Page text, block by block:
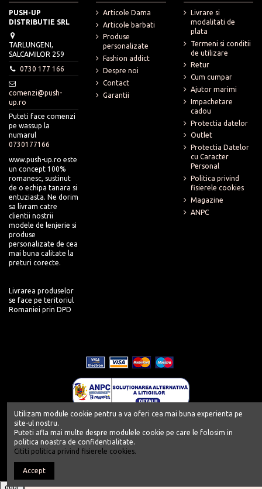
PUSH-UP
DISTRIBUTIE SRL
TARLUNGENI,
SALCAMILOR 259
0730 177 166
comenzi@push-
up.ro
Puteti face comenzi
pe wassup la
numarul
0730177166
www.push-up.ro este
un concept 100%
romanesc, sustinut
de o echipa tanara si
entuziasta. Ne dorim
sa livram catre
clientii nostrii
modele de lenjerie si
produse
personalizate de cea
mai buna calitate la
preturi corecte.
Livrarea produselor
se face pe teritoriul
Romaniei prin DPD
Articole Dama
Articole barbati
Produse
personalizate
Fashion addict
Despre noi
Contact
Garantii
Livrare si
modalitati de
plata
Termeni si conditii
de utilizare
Retur
Cum cumpar
Ajutor marimi
Impachetare
cadou
Protectia datelor
Outlet
Protectia Datelor
cu Caracter
Personal
Politica privind
fisierele cookies
Magazine
ANPC
Copyright 2019 - Push-up - Powered by Push-up.ro
Utilizam module cookie pentru a va oferi cea mai buna experienta pe
site-ul nostru.
Puteti afla mai multe despre modulele cookie pe care le folosim in
politica noastra de confidentialitate.
Cititi politica privind fisierele cookies.
Accept
gdpr